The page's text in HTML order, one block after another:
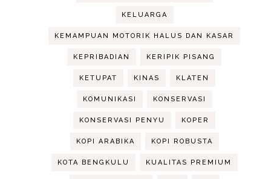
KELUARGA
KEMAMPUAN MOTORIK HALUS DAN KASAR
KEPRIBADIAN KERIPIK PISANG
KETUPAT KINAS KLATEN
KOMUNIKASI KONSERVASI
KONSERVASI PENYU KOPER
KOPI ARABIKA KOPI ROBUSTA
KOTA BENGKULU KUALITAS PREMIUM